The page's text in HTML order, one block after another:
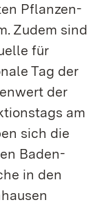
Pflanzen-
Zudem sind
für
Tag der
der
am
sich die
Baden-
in den